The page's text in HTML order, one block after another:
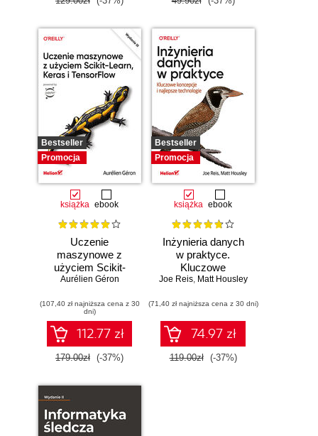
Bestseller
Promocja
książka ebook
Uczenie
maszynowe z
użyciem Scikit-
Learn, Keras i
Wydanie III
Aurélien Géron
(107,40 zł najniższa cena z 30
dni)
112.77 zł
179.00zł (-37%)
Bestseller
Promocja
książka ebook
Inżynieria danych
w praktyce.
Kluczowe
koncepcje i
technologie
Joe Reis, Matt Housley
(71,40 zł najniższa cena z 30 dni)
74.97 zł
119.00zł (-37%)